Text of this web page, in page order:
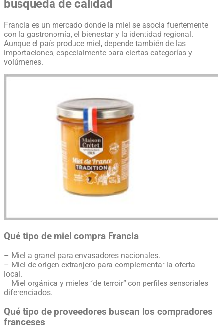
búsqueda de calidad
Francia es un mercado donde la miel se asocia fuertemente
con la gastronomía, el bienestar y la identidad regional.
Aunque el país produce miel, depende también de las
importaciones, especialmente para ciertas categorías y
volúmenes.
Qué tipo de miel compra Francia
– Miel a granel para envasadores nacionales.
– Miel de origen extranjero para complementar la oferta
local.
– Miel orgánica y mieles “de terroir” con perfiles sensoriales
diferenciados.
Qué tipo de proveedores buscan los compradores
franceses